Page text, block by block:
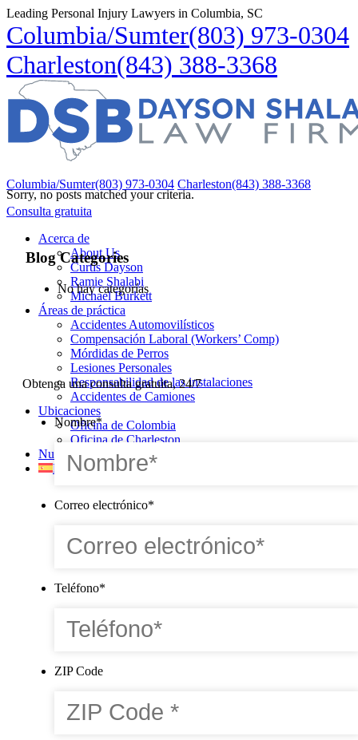
Leading Personal Injury Lawyers in Columbia, SC
Columbia/Sumter(803) 973-0304
Charleston(843) 388-3368
Columbia/Sumter(803) 973-0304 Charleston(843) 388-3368
Consulta gratuita
Acerca de
About Us
Curtis Dayson
Ramie Shalabi
Michael Burkett
Áreas de práctica
Accidentes Automovilísticos
Compensación Laboral (Workers’ Comp)
Mórdidas de Perros
Lesiones Personales
Responsabilidad de las instalaciones
Accidentes de Camiones
Ubicaciones
Oficina de Colombia
Oficina de Charleston
Nuestros Resultados
Español
Sorry, no posts matched your criteria.
Blog Categories
No hay categorías
Obtenga una consulta gratuita, 24/7
Nombre*
Correo electrónico*
Teléfono*
ZIP Code